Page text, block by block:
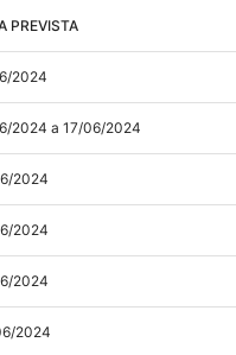
PREVISTA
2024
2024 a 17/06/2024
2024
2024
2024
2024